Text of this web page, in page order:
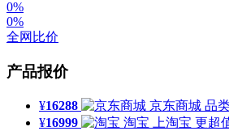
0%
0%
全网比价
产品报价
¥16288 京东商城 品
¥16999 淘宝 上淘宝 更超